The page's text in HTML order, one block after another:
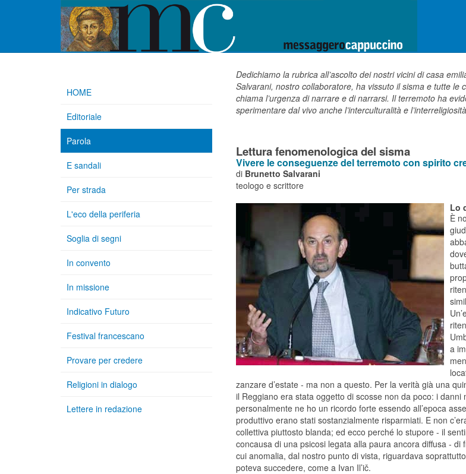
Dedichiamo la rubrica all’ascolto dei nostri vicini di casa
Salvarani, nostro collaboratore, ha vissuto il sisma e tutte
chiama l’urgenza di narrare e di narrarsi. Il terremoto ha
sperimentare dal vivo anche l’interculturalità e
Lettura fenomenologica del sisma
Vivere le conseguenze del terremoto con spirito
di Brunetto Salvarani
teologo e scrittore
Lo
È
a
zanzare d’estate - ma non a questo. Per la verità già una
il Reggiano era stata oggetto di scosse non da poco: i
personalmente ne ho un ricordo forte essendo all’epoca
produttivo erano stati sostanzialmente risparmiati. E non
collettiva piuttosto blanda; ed ecco perché lo stupore - il
concausa di una psicosi legata alla paura ancora diffusa -
cui anomalia, dal nostro punto di vista, riguardava
poteva succedere, come a Ivan Il’ič.
HOME
Editoriale
Parola
E sandali
Per strada
L'eco della periferia
Soglia di segni
In convento
In missione
Indicativo Futuro
Festival francescano
Provare per credere
Religioni in dialogo
Lettere in redazione